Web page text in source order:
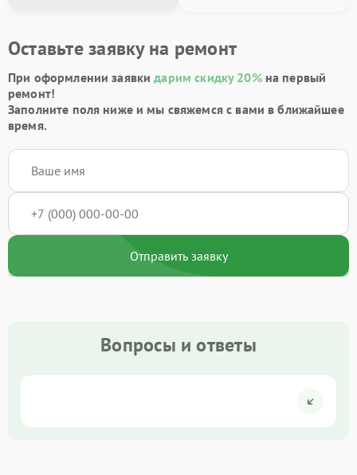
Оставьте заявку на ремонт
При оформлении заявкидарим скидку 20%на первый
ремонт!
Заполните поля ниже и мы свяжемся с вами в ближайшее
время.
Отправить заявку
Вопросы и ответы